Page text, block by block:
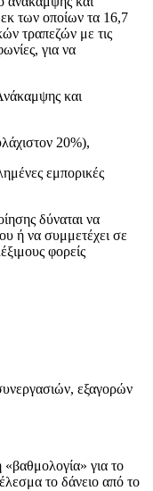
των οποίων τα 16,7
τραπεζών με τις
για να
και
20%),
εμπορικές
δύναται να
ή να συμμετέχει σε
φορείς
εξαγορών
«βαθμολογία» για το
το δάνειο από το